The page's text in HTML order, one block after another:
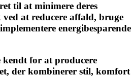
til at minimere deres
at reducere affald, bruge
energibesparende
kendt for at producere
der kombinerer stil, komfort